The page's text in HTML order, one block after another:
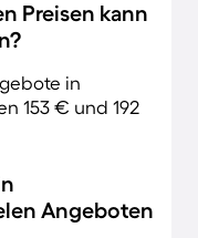
Preisen kann
in
153 € und 192
Angeboten